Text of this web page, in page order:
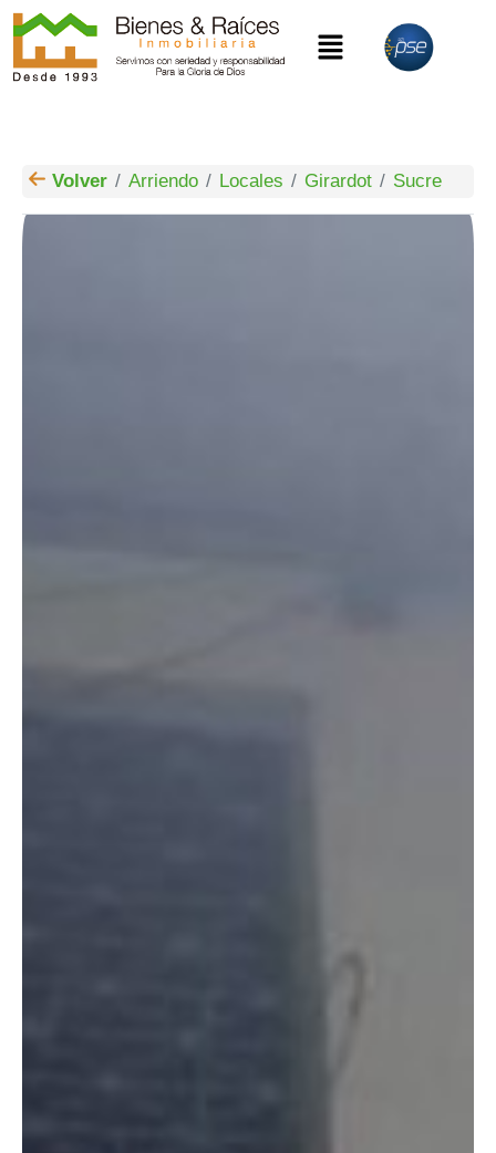
Volver Arriendo Locales Girardot Sucre